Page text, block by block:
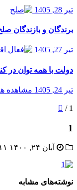
تیر 28, 1405
برندگان و بازندگان
تیر 27, 1405
دولت با همه توان در
تیر 24, 1405 مشاهده
/ 1
1
آبان ۲۴, ۱۴۰۰ ۱۵:۱۱
نوشته‌های مشابه